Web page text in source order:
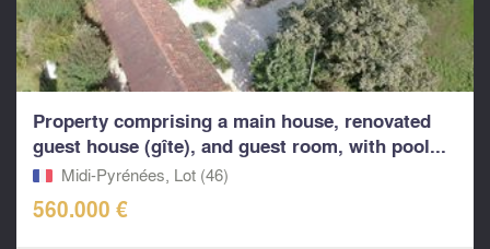
Property comprising a main house, renovated
guest house (gîte), and guest room, with pool...
Midi-Pyrénées, Lot (46)
560.000 €